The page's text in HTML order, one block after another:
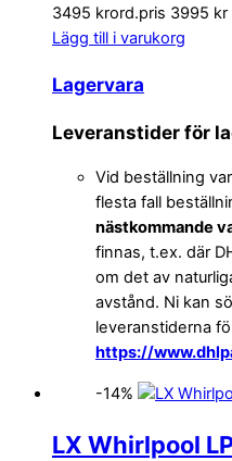
3495 krord.pris 3995 kr
Lägg till i varukorg
Lagervara
Leveranstider för
Vid beställning
flesta fall
nästkommande
finnas, t.ex. där
om det av
avstånd. Ni kan
leveranstiderna
https://
-14%
LX Whirlpool